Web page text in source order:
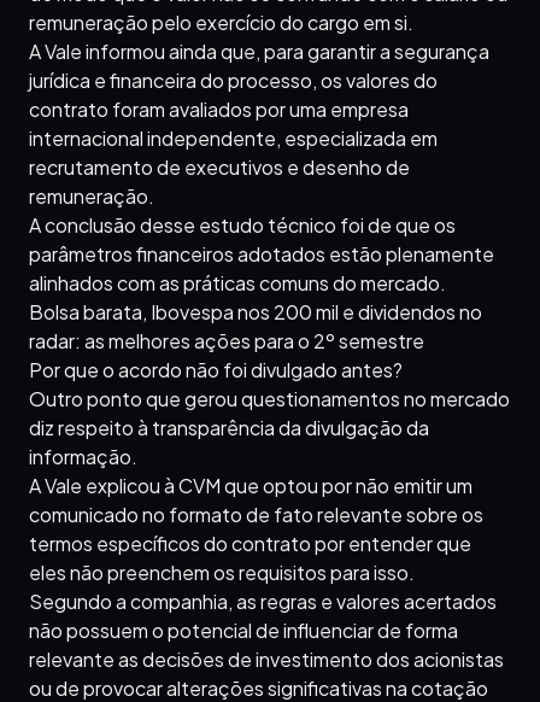
remuneração pelo exercício do cargo em si.
A Vale informou ainda que, para garantir a segurança
jurídica e financeira do processo, os valores do
contrato foram avaliados por uma empresa
internacional independente, especializada em
recrutamento de executivos e desenho de
remuneração.
A conclusão desse estudo técnico foi de que os
parâmetros financeiros adotados estão plenamente
alinhados com as práticas comuns do mercado.
Bolsa barata, Ibovespa nos 200 mil e dividendos no
radar: as melhores ações para o 2º semestre
Por que o acordo não foi divulgado antes?
Outro ponto que gerou questionamentos no mercado
diz respeito à transparência da divulgação da
informação.
A Vale explicou à CVM que optou por não emitir um
comunicado no formato de fato relevante sobre os
termos específicos do contrato por entender que
eles não preenchem os requisitos para isso.
Segundo a companhia, as regras e valores acertados
não possuem o potencial de influenciar de forma
relevante as decisões de investimento dos acionistas
ou de provocar alterações significativas na cotação